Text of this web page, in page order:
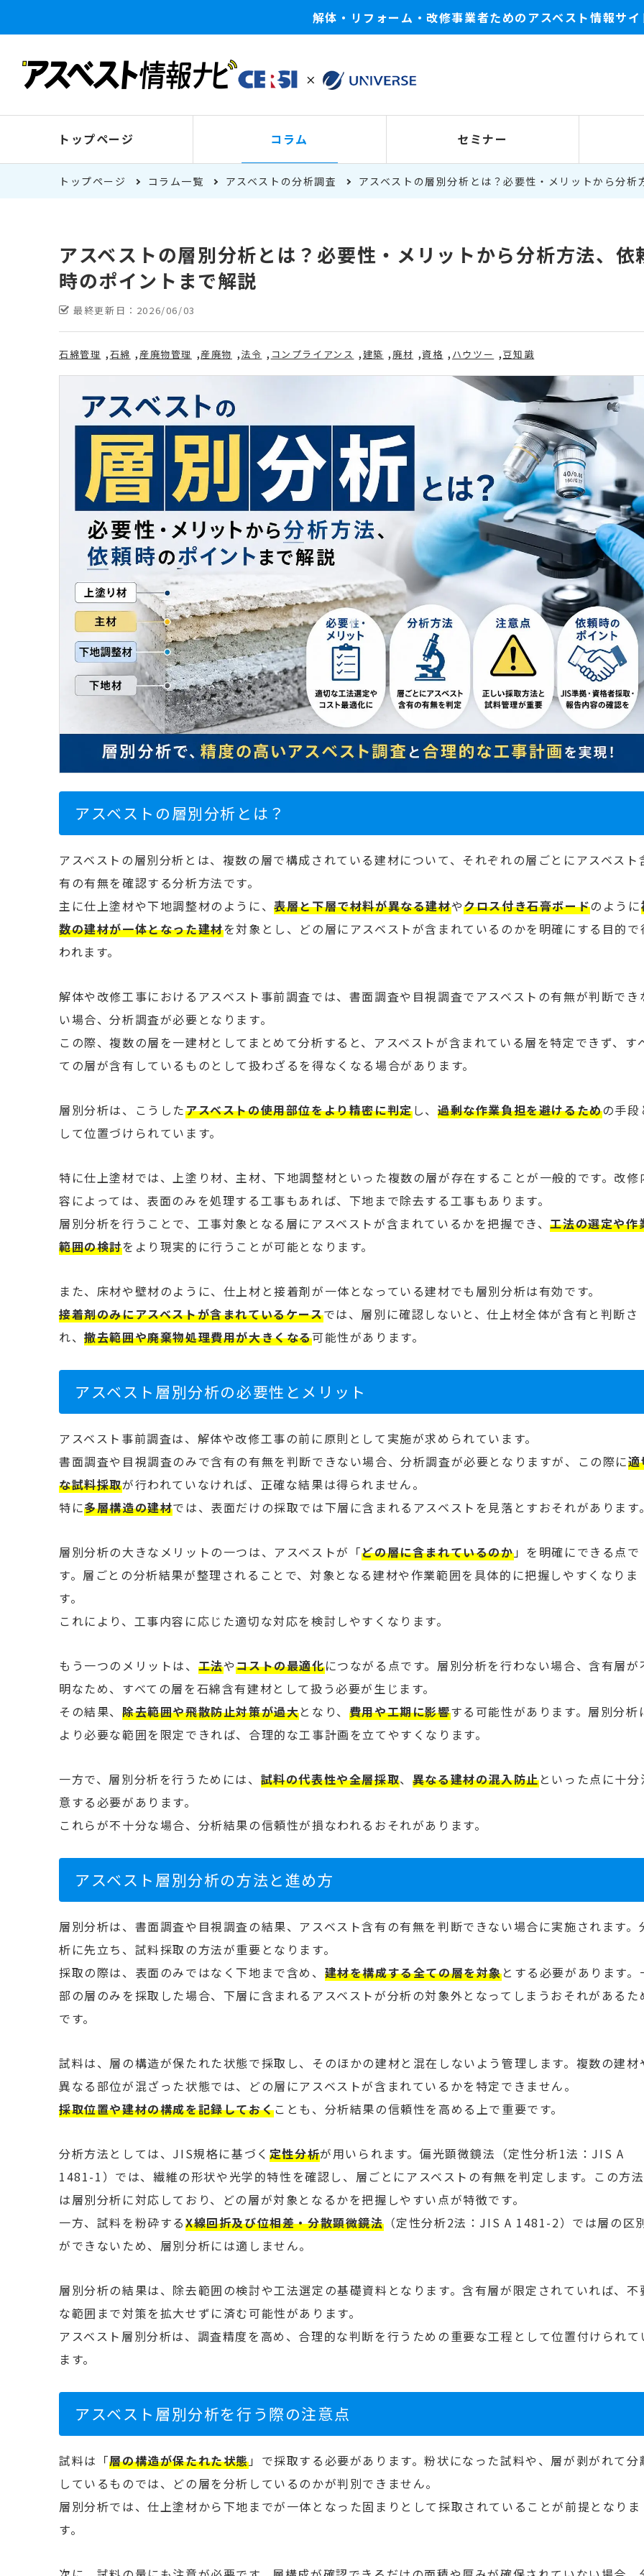
解体・リフォーム・改修事業者ためのアスベスト情報サイ
トップページ コラム セミナー
トップページ コラム一覧 アスベストの分析調査 アスベストの層別分析とは？必要性・メリットから分
アスベストの層別分析とは？必要性・メリットから分析方法、依
時のポイントまで解説
最終更新日： 2026/06/03
石綿管理 石綿 産廃物管理 産廃物 法令 コンプライアンス 建築 廃材 資格 ハウツー 豆知識
アスベストの層別分析とは？
アスベストの層別分析とは、複数の層で構成されている建材について、それぞれの層ごとにアスベスト
有の有無を確認する分析方法です。
主に仕上塗材や下地調整材のように、表層と下層で材料が異なる建材やクロス付き石膏ボードのように
数の建材が一体となった建材を対象とし、どの層にアスベストが含まれているのかを明確にする目的で
われます。
解体や改修工事におけるアスベスト事前調査では、書面調査や目視調査でアスベストの有無が判断でき
い場合、分析調査が必要となります。
この際、複数の層を一建材としてまとめて分析すると、アスベストが含まれている層を特定できず、す
ての層が含有しているものとして扱わざるを得なくなる場合があります。
層別分析は、こうしたアスベストの使用部位をより精密に判定し、過剰な作業負担を避けるための手段
して位置づけられています。
特に仕上塗材では、上塗り材、主材、下地調整材といった複数の層が存在することが一般的です。改修
容によっては、表面のみを処理する工事もあれば、下地まで除去する工事もあります。
層別分析を行うことで、工事対象となる層にアスベストが含まれているかを把握でき、工法の選定や作
範囲の検討をより現実的に行うことが可能となります。
また、床材や壁材のように、仕上材と接着剤が一体となっている建材でも層別分析は有効です。
接着剤のみにアスベストが含まれているケースでは、層別に確認しないと、仕上材全体が含有と判断さ
れ、撤去範囲や廃棄物処理費用が大きくなる可能性があります。
アスベスト層別分析の必要性とメリット
アスベスト事前調査は、解体や改修工事の前に原則として実施が求められています。
書面調査や目視調査のみで含有の有無を判断できない場合、分析調査が必要となりますが、この際に適
な試料採取が行われていなければ、正確な結果は得られません。
特に多層構造の建材では、表面だけの採取では下層に含まれるアスベストを見落とすおそれがあります。
層別分析の大きなメリットの一つは、アスベストが「どの層に含まれているのか」を明確にできる点で
す。層ごとの分析結果が整理されることで、対象となる建材や作業範囲を具体的に把握しやすくなりま
す。
これにより、工事内容に応じた適切な対応を検討しやすくなります。
もう一つのメリットは、 工法やコストの最適化につながる点です。層別分析を行わない場合、含有層が
明なため、すべての層を石綿含有建材として扱う必要が生じます。
その結果、 除去範囲や飛散防止対策が過大となり、 費用や工期に影響する可能性があります。層別分析
より必要な範囲を限定できれば、合理的な工事計画を立てやすくなります。
一方で、層別分析を行うためには、 試料の代表性や全層採取、 異なる建材の混入防止といった点に十分
意する必要があります。
これらが不十分な場合、分析結果の信頼性が損なわれるおそれがあります。
アスベスト層別分析の方法と進め方
層別分析は、書面調査や目視調査の結果、アスベスト含有の有無を判断できない場合に実施されます。
析に先立ち、試料採取の方法が重要となります。
採取の際は、表面のみではなく下地まで含め、 建材を構成する全ての層を対象とする必要があります。
部の層のみを採取した場合、下層に含まれるアスベストが分析の対象外となってしまうおそれがあるた
です。
試料は、層の構造が保たれた状態で採取し、そのほかの建材と混在しないよう管理します。複数の建材
異なる部位が混ざった状態では、どの層にアスベストが含まれているかを特定できません。
採取位置や建材の構成を記録しておくことも、分析結果の信頼性を高める上で重要です。
分析方法としては、JIS規格に基づく 定性分析が用いられます。偏光顕微鏡法（定性分析1法：JIS A
1481-1）では、繊維の形状や光学的特性を確認し、層ごとにアスベストの有無を判定します。この方法
は層別分析に対応しており、どの層が対象となるかを把握しやすい点が特徴です。
一方、試料を粉砕するX線回折及び位相差・分散顕微鏡法（定性分析2法：JIS A 1481-2）では層の区
ができないため、層別分析には適しません。
層別分析の結果は、除去範囲の検討や工法選定の基礎資料となります。含有層が限定されていれば、不
な範囲まで対策を拡大せずに済む可能性があります。
アスベスト層別分析は、調査精度を高め、合理的な判断を行うための重要な工程として位置付けられて
ます。
アスベスト層別分析を行う際の注意点
試料は「層の構造が保たれた状態」で採取する必要があります。粉状になった試料や、層が剥がれて分
しているものでは、どの層を分析しているのかが判別できません。
層別分析では、仕上塗材から下地までが一体となった固まりとして採取されていることが前提となりま
す。